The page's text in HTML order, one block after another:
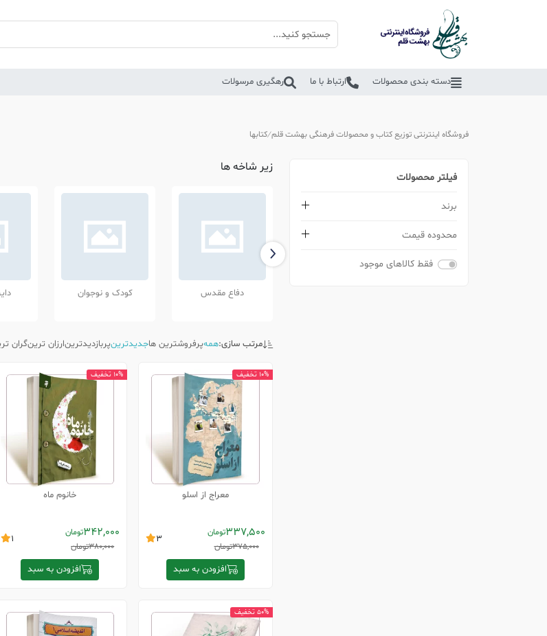
دسته بندی محصولات ارتباط با ما رهگیری مرسولات
فروشگاه اینترنتی توزیع کتاب و محصولات فرهنگی بهشت قلم کتابها
فیلتر محصولات
برند
محدوده قیمت
فقط کالاهای موجود
زیر شاخه ها
دفاع مقدس کودک و نوجوان
مرتب سازی:همهپرفروشترین هاجدیدترینپربازدیدترینارزان ترینگران
معراج از اسلو
337,500تومان
375,000تومان
3
افزودن به سبد
10% تخفیف
خانوم ماه
342,000تومان
380,000تومان
1
افزودن به سبد
10% تخفیف
50% تخفیف